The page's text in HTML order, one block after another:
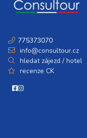
775373070
info@consultour.cz
hledat zájezd / hotel
recenze CK